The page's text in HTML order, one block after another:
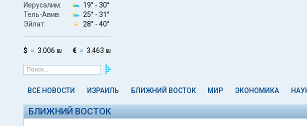
Иерусалим: 19° - 30°
Тель-Авив:
25° - 31°
Эйлат:
28° - 40°
$ 3.006 ₪ € 3.463 ₪
ВСЕ НОВОСТИ ИЗРАИЛЬ БЛИЖНИЙ ВОСТОК МИР ЭКОНОМИКА
БЛИЖНИЙ ВОСТОК